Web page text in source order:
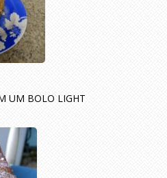
UM BOLO LIGHT